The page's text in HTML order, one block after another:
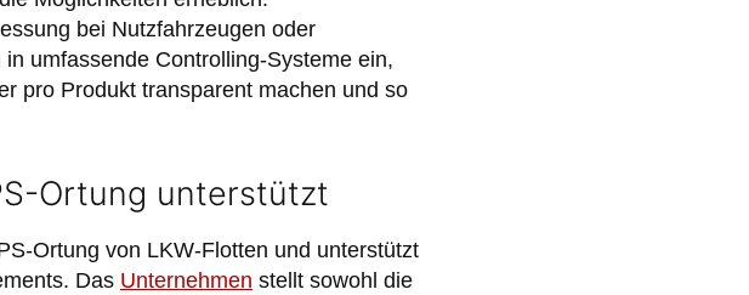
bei Nutzfahrzeugen oder
umfassende Controlling-Systeme ein,
pro Produkt transparent machen und so
Ortung unterstützt
Ortung von LKW-Flotten und unterstützt
Das Unternehmen stellt sowohl die